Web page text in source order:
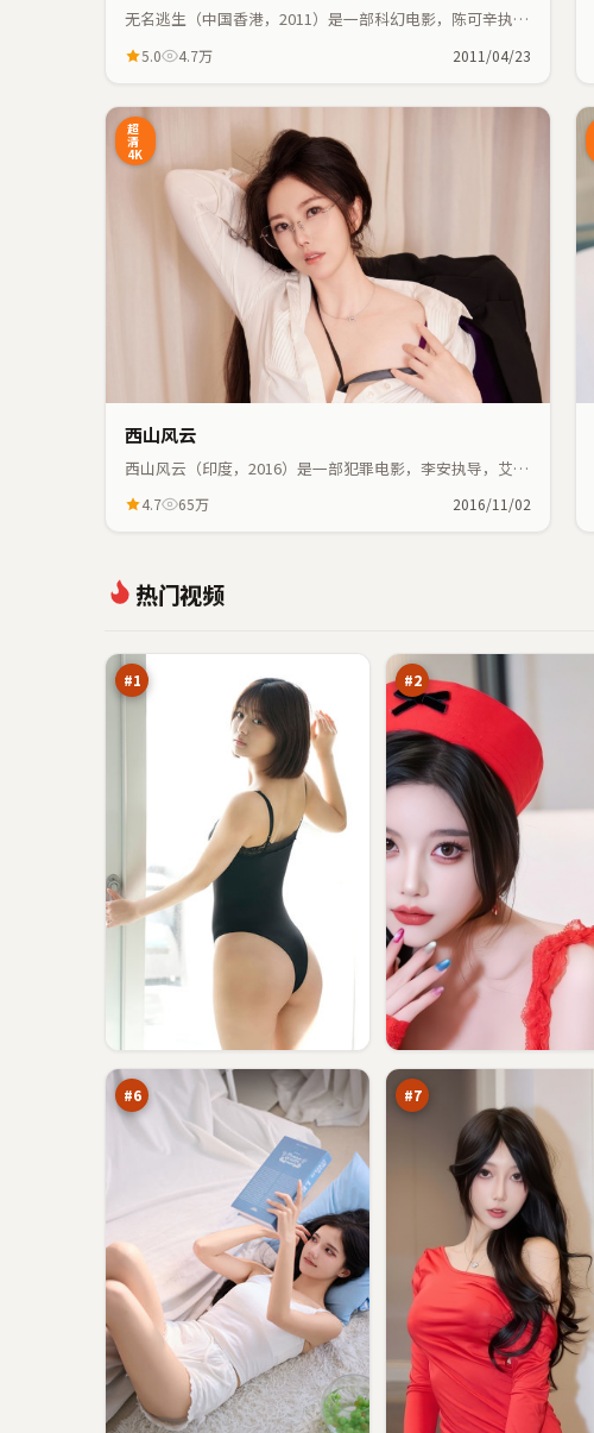
无名逃生（中国香港，2011）是一部科幻电影，陈可辛执
织，节奏紧凑。
5.0 4.7万 2011/04/23
超
清
4K
西山风云
西山风云（印度，2016）是一部犯罪电影，李安执导，艾
凑。4.7 65万 2016/11/02
热门视频
#1
长
夜
船
#2
#6
伏
#7
回
声
绝
路
书
万